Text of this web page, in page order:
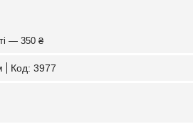
— 350 ₴
Код: 3977